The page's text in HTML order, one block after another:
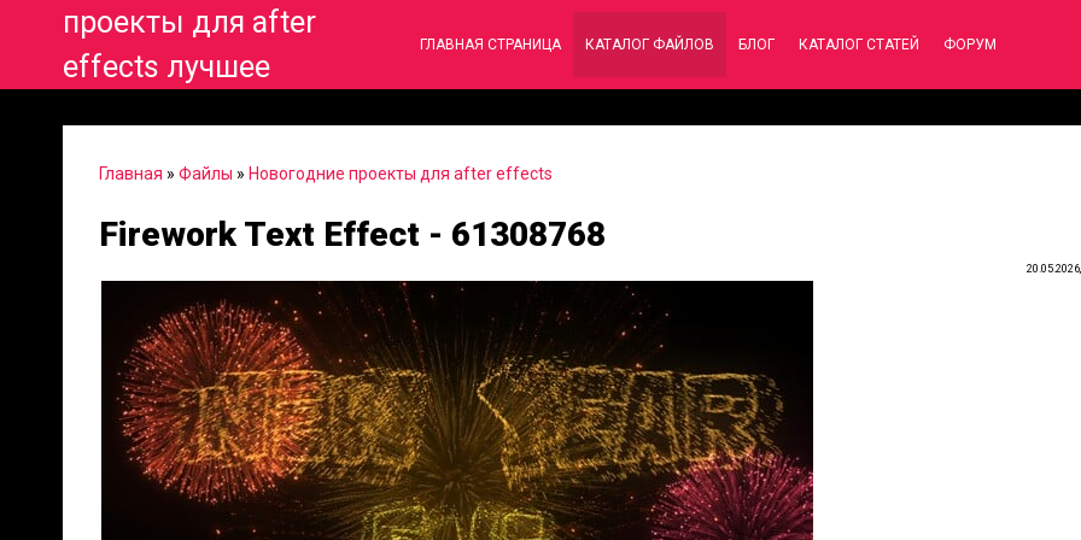
проекты для after
effects лучшее
ГЛАВНАЯ СТРАНИЦА КАТАЛОГ ФАЙЛОВ БЛОГ КАТАЛОГ СТАТЕЙ ФОРУМ
Главная » Файлы » Новогодние проекты для after effects
Firework Text Effect - 61308768